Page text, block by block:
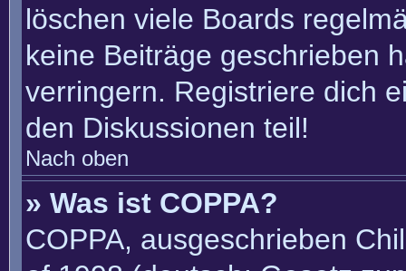
löschen viele Boards
keine Beiträge geschrieben
verringern. Registriere dich
den Diskussionen teil!
Nach oben
» Was ist COPPA?
COPPA, ausgeschrieben